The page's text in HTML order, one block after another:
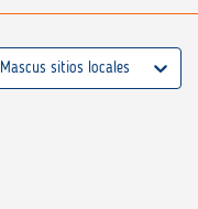
Mascus sitios locales